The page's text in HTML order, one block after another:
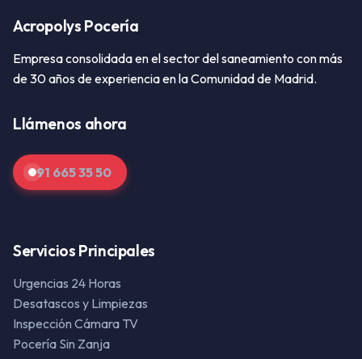
Acropolys Pocería
Empresa consolidada en el sector del saneamiento con más
de 30 años de experiencia en la Comunidad de Madrid.
Llámenos ahora
91 665 35 50
Servicios Principales
Urgencias 24 Horas
Desatascos y Limpiezas
Inspección Cámara TV
Pocería Sin Zanja